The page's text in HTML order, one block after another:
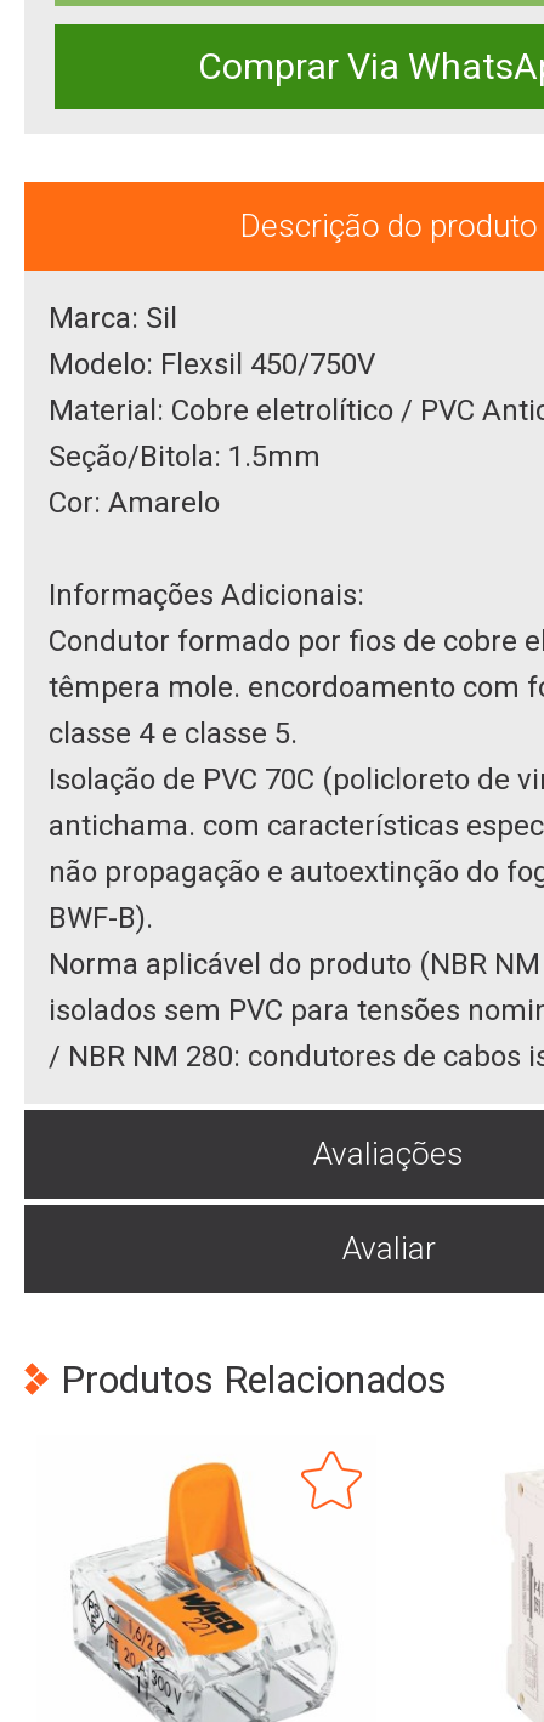
Comprar Via
Descrição do produto
Marca: Sil
Modelo: Flexsil 450/750V
Material: Cobre eletrolítico / PVC
Seção/Bitola: 1.5mm
Cor: Amarelo
Informações Adicionais:
Condutor formado por fios de cobre
têmpera mole. encordoamento com
classe 4 e classe 5.
Isolação de PVC 70C (policloreto de
antichama. com características
não propagação e autoextinção do
BWF-B).
Norma aplicável do produto (NBR
isolados sem PVC para tensões
/ NBR NM 280: condutores de cabos
Avaliações
Avaliar
Produtos Relacionados